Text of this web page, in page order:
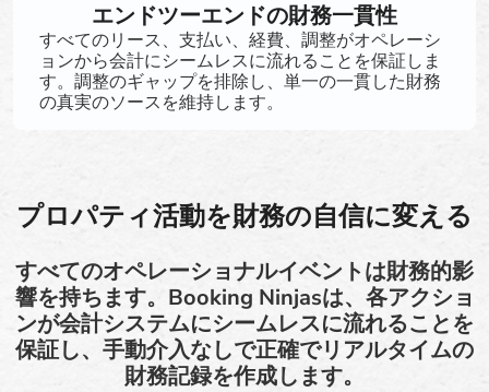
エンドツーエンドの財務一貫性
すべてのリース、支払い、経費、調整がオペレーシ
ョンから会計にシームレスに流れることを保証しま
す。調整のギャップを排除し、単一の一貫した財務
の真実のソースを維持します。
プロパティ活動を財務の自信に変える
すべてのオペレーショナルイベントは財務的影
響を持ちます。Booking Ninjasは、各アクショ
ンが会計システムにシームレスに流れることを
保証し、手動介入なしで正確でリアルタイムの
財務記録を作成します。